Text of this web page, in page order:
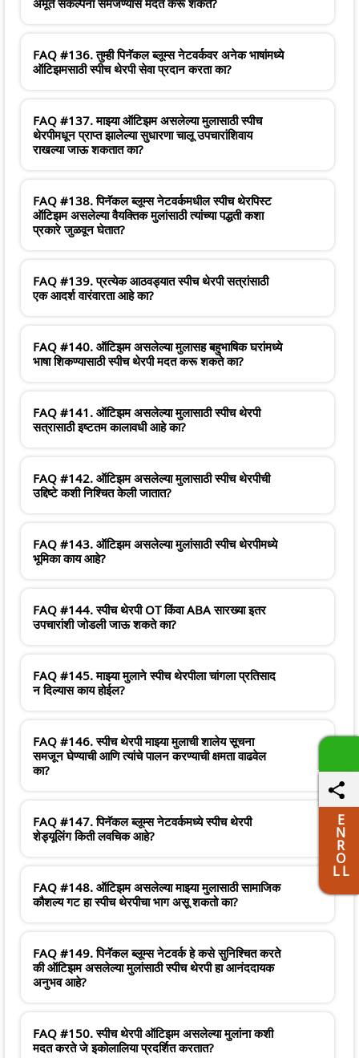
FAQ #136. तुम्ही पिनॅकल ब्लूम्स नेटवर्कवर अनेक भाषांमध्ये
ऑटिझमसाठी स्पीच थेरपी सेवा प्रदान करता का?
FAQ #137. माझ्या ऑटिझम असलेल्या मुलासाठी स्पीच
थेरपीमधून प्राप्त झालेल्या सुधारणा चालू उपचारांशिवाय
राखल्या जाऊ शकतात का?
FAQ #138. पिनॅकल ब्लूम्स नेटवर्कमधील स्पीच थेरपिस्ट
ऑटिझम असलेल्या वैयक्तिक मुलांसाठी त्यांच्या पद्धती कशा
प्रकारे जुळवून घेतात?
FAQ #139. प्रत्येक आठवड्यात स्पीच थेरपी सत्रांसाठी
एक आदर्श वारंवारता आहे का?
FAQ #140. ऑटिझम असलेल्या मुलासह बहुभाषिक घरांमध्ये
भाषा शिकण्यासाठी स्पीच थेरपी मदत करू शकते का?
FAQ #141. ऑटिझम असलेल्या मुलासाठी स्पीच थेरपी
सत्रासाठी इष्टतम कालावधी आहे का?
FAQ #142. ऑटिझम असलेल्या मुलासाठी स्पीच थेरपीची
उद्दिष्टे कशी निश्चित केली जातात?
FAQ #143. ऑटिझम असलेल्या मुलांसाठी स्पीच थेरपीमध्ये
भूमिका काय आहे?
FAQ #144. स्पीच थेरपी OT किंवा ABA सारख्या इतर
उपचारांशी जोडली जाऊ शकते का?
FAQ #145. माझ्या मुलाने स्पीच थेरपीला चांगला प्रतिसाद
न दिल्यास काय होईल?
FAQ #146. स्पीच थेरपी माझ्या मुलाची शालेय सूचना
समजून घेण्याची आणि त्यांचे पालन करण्याची क्षमता वाढवेल
का?
FAQ #147. पिनॅकल ब्लूम्स नेटवर्कमध्ये स्पीच थेरपी
शेड्यूलिंग किती लवचिक आहे?
FAQ #148. ऑटिझम असलेल्या माझ्या मुलासाठी सामाजिक
कौशल्य गट हा स्पीच थेरपीचा भाग असू शकतो का?
FAQ #149. पिनॅकल ब्लूम्स नेटवर्क हे कसे सुनिश्चित करते
की ऑटिझम असलेल्या मुलांसाठी स्पीच थेरपी हा आनंददायक
अनुभव आहे?
FAQ #150. स्पीच थेरपी ऑटिझम असलेल्या मुलांना कशी
मदत करते जे इकोलालिया प्रदर्शित करतात?
E
N
R
O
L L